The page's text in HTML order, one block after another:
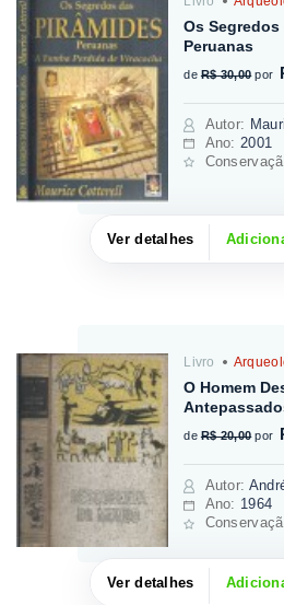
Os
Peruanas
de R$ 30,00 por
Autor:
Ano: 2001
Ver detalhes
Livro
O Homem
de R$ 20,00 por
Autor:
Ano: 1964
Ver detalhes